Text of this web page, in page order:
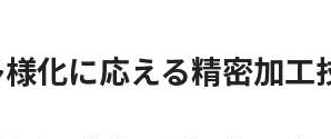
化に応える精密加工